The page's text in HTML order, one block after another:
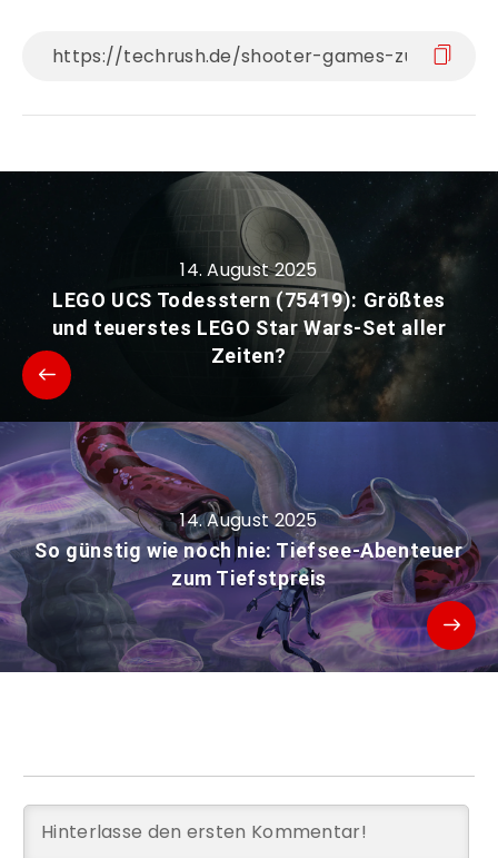
14. August 2025
LEGO UCS Todesstern (75419): Größtes
und teuerstes LEGO Star Wars-Set aller
Zeiten?
14. August 2025
So günstig wie noch nie: Tiefsee-Abenteuer
zum Tiefstpreis